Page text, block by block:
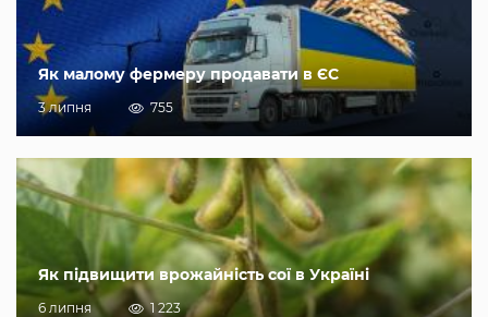
Як малому фермеру продавати в ЄС
3 липня 755
Як підвищити врожайність сої в Україні
6 липня 1 223